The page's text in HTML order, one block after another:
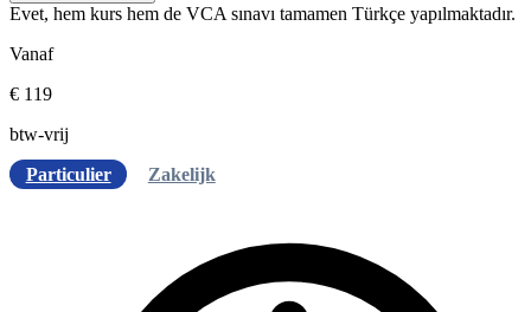
Evet, hem kurs hem de VCA sınavı tamamen Türkçe yapılmaktadır.
Vanaf
€ 119
btw-vrij
Particulier
Zakelijk